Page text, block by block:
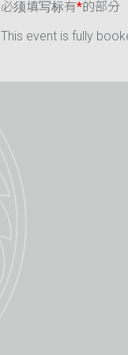
必须填写标有*的部分
This event is fully